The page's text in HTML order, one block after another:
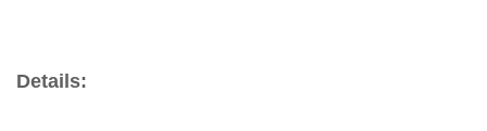
Details: